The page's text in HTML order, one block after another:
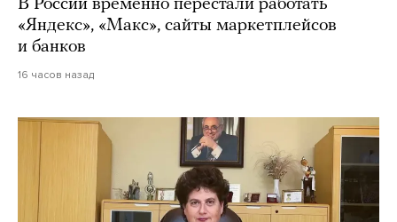
В России временно перестали работать
«Яндекс», «Макс», сайты маркетплейсов
и банков
16 часов назад